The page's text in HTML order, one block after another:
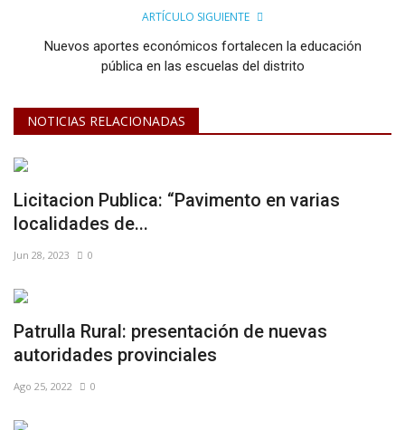
ARTÍCULO SIGUIENTE
Nuevos aportes económicos fortalecen la educación
pública en las escuelas del distrito
NOTICIAS RELACIONADAS
Licitacion Publica: “Pavimento en varias
localidades de...
Jun 28, 2023 0
Patrulla Rural: presentación de nuevas
autoridades provinciales
Ago 25, 2022 0